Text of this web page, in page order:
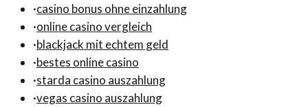
·casino bonus ohne einzahlung
·online casino vergleich
·blackjack mit echtem geld
·bestes online casino
·starda casino auszahlung
·vegas casino auszahlung